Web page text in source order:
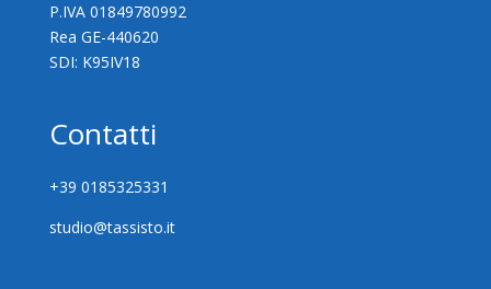
P.IVA 01849780992
Rea GE-440620
SDI: K95IV18
Contatti
+39 0185325331
studio@tassisto.it